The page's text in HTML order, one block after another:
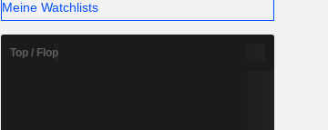
Meine Watchlists
Top / Flop